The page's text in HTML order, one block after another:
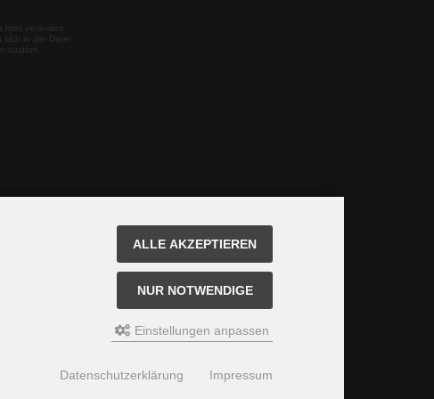
verändert
in der Datei
ALLE AKZEPTIEREN
NUR NOTWENDIGE
Einstellungen anpassen
Datenschutzerklärung Impressum